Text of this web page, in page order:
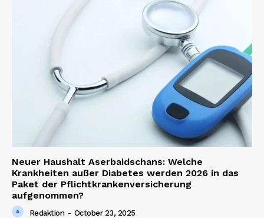
SUBSCRIBE NOW
Company
Neuer Haushalt Aserbaidschans: Welche
Krankheiten außer Diabetes werden 2026 in das
Paket der Pflichtkrankenversicherung
aufgenommen?
Redaktion - October 23, 2025